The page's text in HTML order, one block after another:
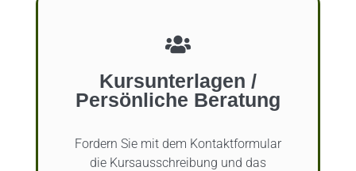
Kursunterlagen /
Persönliche Beratung
Fordern Sie mit dem Kontaktformular
die Kursausschreibung und das